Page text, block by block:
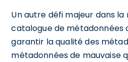
Un autre défi majeur dans
catalogue de métadonnées
garantir la qualité des
métadonnées de mauvaise